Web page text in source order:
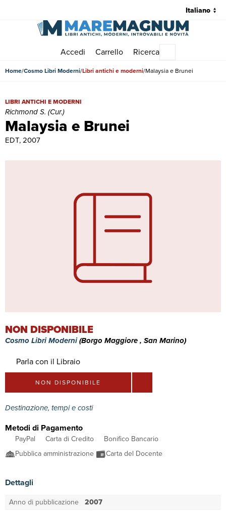
Accedi Carrello Ricerca
Home Cosmo Libri Moderni Libri antichi e moderni Malaysia e Brunei
Malaysia e Brunei
Malaysia e Brunei | Libri antichi e moderni | Richmond S. (Cur.)
LIBRI ANTICHI E MODERNI
Richmond S. (Cur.)
EDT, 2007
NON DISPONIBILE
Cosmo Libri Moderni(Borgo Maggiore , San Marino)
Parla con il Libraio
NON DISPONIBILE
Destinazione, tempi e costi
Metodi di Pagamento
PayPal Carta di Credito
Bonifico Bancario
Pubblica amministrazione
Carta del Docente
Dettagli
Anno di pubblicazione 2007